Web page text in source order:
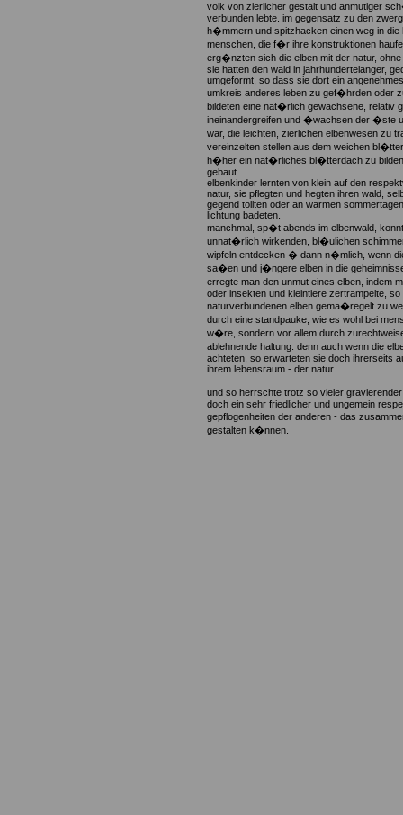
volk von zierlicher gestalt und anmutiger
verbunden lebte. im gegensatz zu den
h�mmern und spitzhacken einen weg in
menschen, die f�r ihre konstruktionen
erg�nzten sich die elben mit der natur,
sie hatten den wald in jahrhundertelanger,
umgeformt, so dass sie dort ein
umkreis anderes leben zu gef�hrden oder
bildeten eine nat�rlich gewachsene, relativ
ineinandergreifen und �wachsen der �ste
war, die leichten, zierlichen elbenwesen zu
vereinzelten stellen aus dem weichen
h�her ein nat�rliches bl�tterdach zu
gebaut.
elbenkinder lernten von klein auf den
natur, sie pflegten und hegten ihren wald,
gegend tollten oder an warmen
lichtung badeten.
manchmal, sp�t abends im elbenwald,
unnat�rlich wirkenden, bl�ulichen
wipfeln entdecken � dann n�mlich, wenn
sa�en und j�ngere elben in die
erregte man den unmut eines elben, indem
oder insekten und kleintiere zertrampelte,
naturverbundenen elben gema�regelt zu
durch eine standpauke, wie es wohl bei
w�re, sondern vor allem durch
ablehnende haltung. denn auch wenn die
achteten, so erwarteten sie doch ihrerseits
ihrem lebensraum - der natur.
und so herrschte trotz so vieler
doch ein sehr friedlicher und ungemein
gepflogenheiten der anderen - das
gestalten k�nnen.